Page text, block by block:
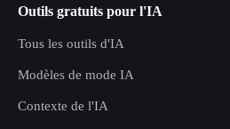
Outils gratuits pour l'IA
Tous les outils d'IA
Modèles de mode IA
Contexte de l'IA